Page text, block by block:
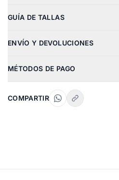
GUÍA DE TALLAS
ENVÍO Y DEVOLUCIONES
MÉTODOS DE PAGO
COMPARTIR